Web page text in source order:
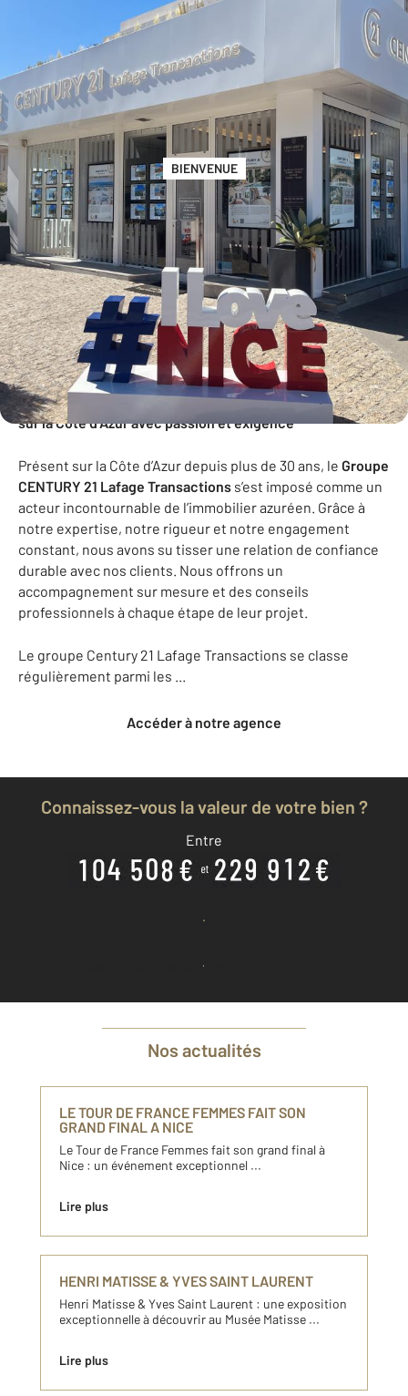
BIENVENUE
BIENVENUE
Le Groupe CENTURY 21 Lafage Transactions : l’immobilier
sur la Côte d’Azur avec passion et exigence
Présent sur la Côte d’Azur depuis plus de 30 ans, le Groupe
CENTURY 21 Lafage Transactions s’est imposé comme un
acteur incontournable de l’immobilier azuréen. Grâce à
notre expertise, notre rigueur et notre engagement
constant, nous avons su tisser une relation de confiance
durable avec nos clients. Nous offrons un
accompagnement sur mesure et des conseils
professionnels à chaque étape de leur projet.
Le groupe Century 21 Lafage Transactions se classe
régulièrement parmi les ...
Accéder à notre agence
Connaissez-vous la valeur de votre bien ?
Entre
Je découvre combien vaut mon bien
Je demande une estimation à mon agence
Nos actualités
LE TOUR DE FRANCE FEMMES FAIT SON
GRAND FINAL A NICE
Le Tour de France Femmes fait son grand final à
Nice : un événement exceptionnel ...
Lire plus
HENRI MATISSE & YVES SAINT LAURENT
Henri Matisse & Yves Saint Laurent : une exposition
exceptionnelle à découvrir au Musée Matisse ...
Lire plus